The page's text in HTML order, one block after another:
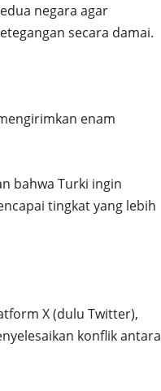
negara agar
secara damai.
enam
bahwa Turki ingin
tingkat yang lebih
X (dulu Twitter),
konflik antara